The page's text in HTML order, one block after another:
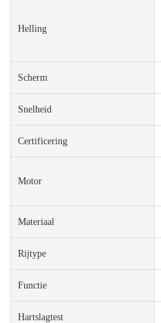
Helling
Scherm
Snelheid
Certificering
Motor
Materiaal
Rijtype
Functie
Hartslagtest